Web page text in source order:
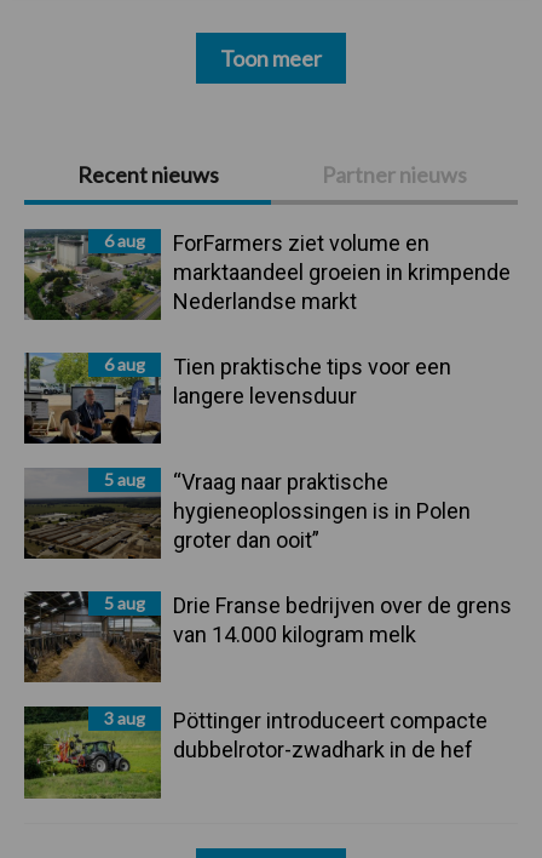
Primaire
Sidebar
Recent nieuws Partner nieuws
6 aug
ForFarmers ziet volume en
marktaandeel groeien in krimpende
Nederlandse markt
6 aug
Tien praktische tips voor een
langere levensduur
5 aug
“Vraag naar praktische
hygieneoplossingen is in Polen
groter dan ooit”
5 aug
Drie Franse bedrijven over de grens
van 14.000 kilogram melk
3 aug
Pöttinger introduceert compacte
dubbelrotor-zwadhark in de hef
Toon meer